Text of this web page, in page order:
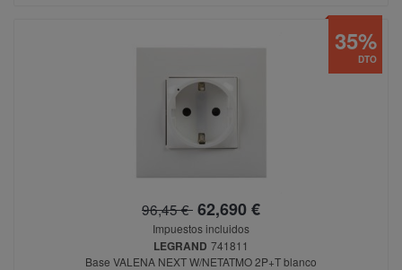
96,45 € 62,690 €
Impuestos incluidos
LEGRAND 741811
Base VALENA NEXT W/NETATMO 2P+T blanco
DTO
35%